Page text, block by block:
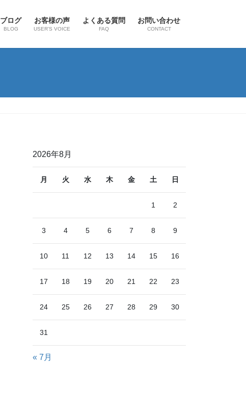
ブログ
BLOG
お客様の声
USER’S VOICE
よくある質問
FAQ
お問い合わせ
CONTACT
2026年8月
月 火 水 木 金 土 日
1 2
3 4 5 6 7 8 9
10 11 12 13 14 15 16
17 18 19 20 21 22 23
24 25 26 27 28 29 30
31
« 7月